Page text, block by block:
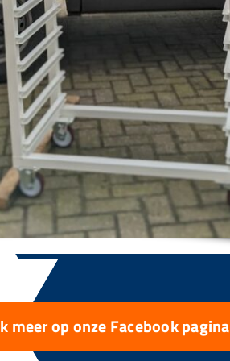
meer op onze Facebook pagina